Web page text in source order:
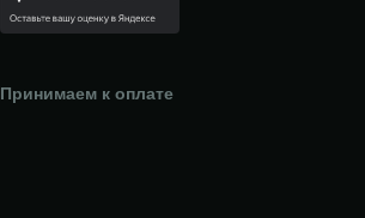
Принимаем к оплате